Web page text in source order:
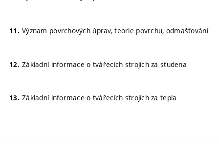
Význam povrchových úprav, teorie povrchu, odmašťování
Základní informace o tvářecích strojích za studena
Základní informace o tvářecích strojích za tepla